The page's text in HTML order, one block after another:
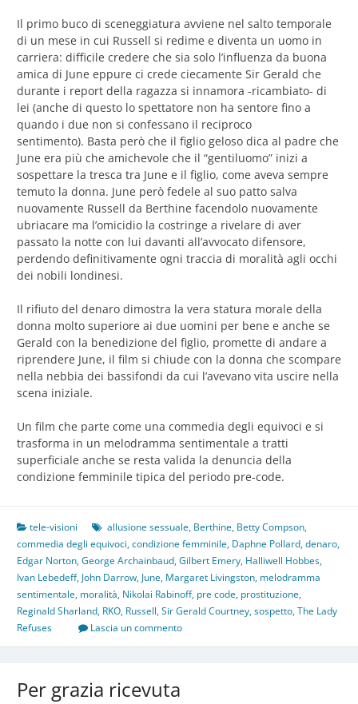
Il primo buco di sceneggiatura avviene nel salto temporale
di un mese in cui Russell si redime e diventa un uomo in
carriera: difficile credere che sia solo l’influenza da buona
amica di June eppure ci crede ciecamente Sir Gerald che
durante i report della ragazza si innamora -ricambiato- di
lei (anche di questo lo spettatore non ha sentore fino a
quando i due non si confessano il reciproco
sentimento). Basta però che il figlio geloso dica al padre che
June era più che amichevole che il “gentiluomo” inizi a
sospettare la tresca tra June e il figlio, come aveva sempre
temuto la donna. June però fedele al suo patto salva
nuovamente Russell da Berthine facendolo nuovamente
ubriacare ma l’omicidio la costringe a rivelare di aver
passato la notte con lui davanti all’avvocato difensore,
perdendo definitivamente ogni traccia di moralità agli occhi
dei nobili londinesi.
Il rifiuto del denaro dimostra la vera statura morale della
donna molto superiore ai due uomini per bene e anche se
Gerald con la benedizione del figlio, promette di andare a
riprendere June, il film si chiude con la donna che scompare
nella nebbia dei bassifondi da cui l’avevano vita uscire nella
scena iniziale.
Un film che parte come una commedia degli equivoci e si
trasforma in un melodramma sentimentale a tratti
superficiale anche se resta valida la denuncia della
condizione femminile tipica del periodo pre-code.
tele-visioni allusione sessuale, Berthine, Betty Compson,
commedia degli equivoci,condizione femminile, Daphne Pollard,denaro,
Edgar Norton,George Archainbaud,Gilbert Emery, Halliwell Hobbes,
Ivan Lebedeff,John Darrow,June, Margaret Livingston, melodramma
sentimentale, moralità, Nikolai Rabinoff, pre code, prostituzione,
Reginald Sharland, RKO, Russell,Sir Gerald Courtney,sospetto,The Lady
Refuses
Lascia un commento
Per grazia ricevuta